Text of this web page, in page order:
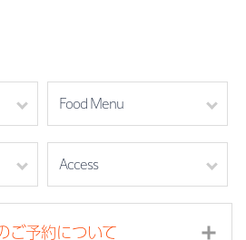
Food Menu
Access
ご予約について